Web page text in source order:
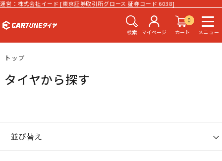
運営：株式会社イード [東京証券取引所グロース 証券コード 6038]
検索 マイページ
0
カート
メニュー
トップ
タイヤから探す